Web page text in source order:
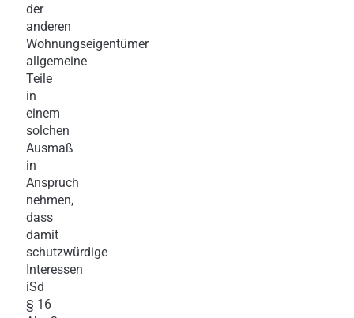
der
anderen
Wohnungseigentümer
allgemeine
Teile
in
einem
solchen
Ausmaß
in
Anspruch
nehmen,
dass
damit
schutzwürdige
Interessen
iSd
§ 16